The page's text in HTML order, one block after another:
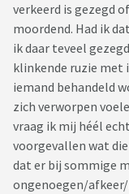
verkeerd is gezegd
moordend. Had ik
ik daar teveel
klinkende ruzie met
iemand behandeld
zich verworpen
vraag ik mij héél
voorgevallen wat
dat er bij sommige
ongenoegen/afkeer/